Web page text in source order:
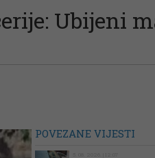
Ubijeni
POVEZANE VIJESTI